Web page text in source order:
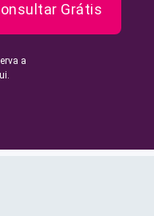
Grátis
a